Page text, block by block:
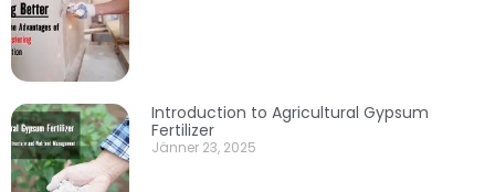
Introduction to Agricultural Gypsum
Fertilizer
Jänner 23, 2025